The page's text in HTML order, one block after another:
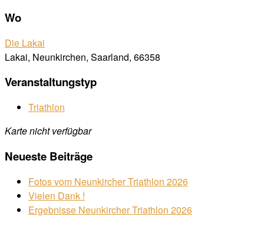
Wo
Die Lakai
Lakai, Neunkirchen, Saarland, 66358
Veranstaltungstyp
Triathlon
Karte nicht verfügbar
Neueste Beiträge
Fotos vom Neunkircher Triathlon 2026
Vielen Dank !
Ergebnisse Neunkircher Triathlon 2026